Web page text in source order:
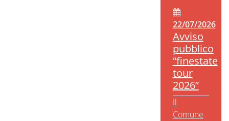
22/07/2026
Avviso
pubblico
“finestate
tour
2026”
Il
Comune